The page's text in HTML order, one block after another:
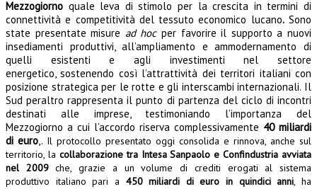
Mezzogiorno quale leva di stimolo per la crescita in termini di
connettività e competitività del tessuto economico lucano.Sono
state presentate misure ad hocper favorire il supporto a nuovi
insediamenti produttivi, all’ampliamento e ammodernamento di
quelli esistenti e agli investimenti nel settore
energetico, sostenendo così l’attrattività dei territori italiani con
posizione strategica per le rotte e gli interscambi internazionali. Il
Sud peraltro rappresenta il punto di partenza del ciclo di incontri
destinati alle imprese, testimoniando l’importanza del
Mezzogiorno a cui l’accordo riserva complessivamente 40 miliardi
di euro,. Il protocollo presentato oggi consolida e rinnova, anche sul
territorio, la collaborazione tra Intesa Sanpaolo e Confindustria avviata
nel 2009che, grazie a un volume di crediti erogati al sistema
produttivo italiano pari a 450 miliardi di euro in quindici anni, ha